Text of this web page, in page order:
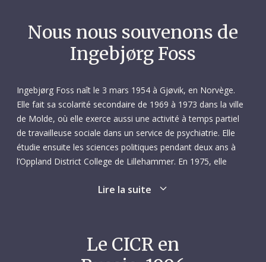
Nous nous souvenons de
Ingebjørg Foss
Ingebjørg Foss naît le 3 mars 1954 à Gjøvik, en Norvège.
Elle fait sa scolarité secondaire de 1969 à 1973 dans la ville
de Molde, où elle exerce aussi une activité à temps partiel
de travailleuse sociale dans un service de psychiatrie. Elle
étudie ensuite les sciences politiques pendant deux ans à
l’Oppland District College de Lillehammer. En 1975, elle
infirmiers d’Ullevål, dont elle sort diplômée trois ans plus
Lire la suite
Le CICR en